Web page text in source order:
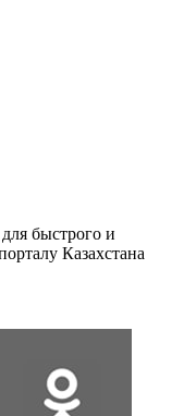
быстрого и
Казахстана